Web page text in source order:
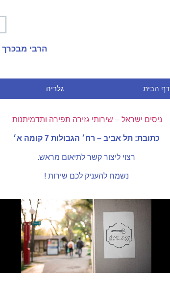
הרבי מבכרך 10 תל אביב
דף הבית גלריה
ניסים ישראל – שירותי גזירה תפירה ותדמיתנות
כתובת: תל אביב – רח׳ הגבולות 7 קומה א׳
רצוי ליצור קשר לתיאום מראש.
נשמח להעניק לכם שירות !